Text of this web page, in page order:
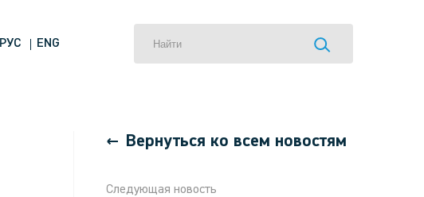
РУС ENG
Вернуться ко всем новостям
Следующая новость